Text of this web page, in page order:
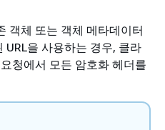
객체 또는 객체 메타데이터
URL을 사용하는 경우, 클라
청에서 모든 암호화 헤더를